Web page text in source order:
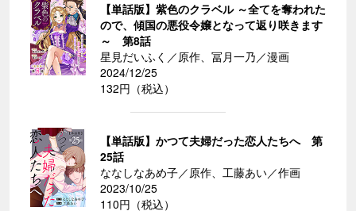
【単話版】紫色のクラベル ～全てを奪われた
ので、傾国の悪役令嬢となって返り咲きます
～ 第8話
星見だいふく／原作、冨月一乃／漫画
2024/12/25
132円（税込）
【単話版】かつて夫婦だった恋人たちへ 第
25話
ななしなあめ子／原作、工藤あい／作画
2023/10/25
110円（税込）